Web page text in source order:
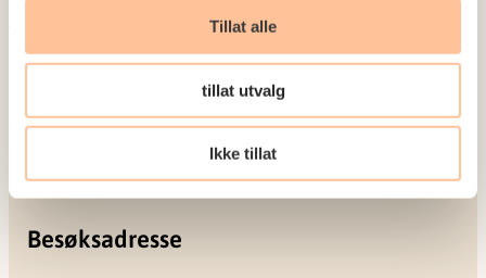
Tillat alle
tillat utvalg
Ikke tillat
Pb. 181 Nydalen
Besøksadresse